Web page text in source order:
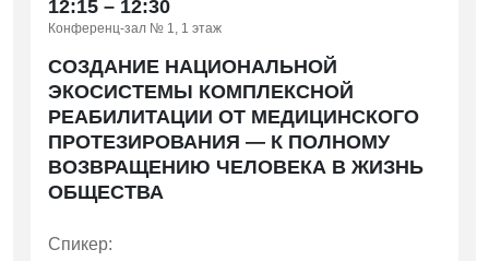
заместителя Министра по физической культуре
и спорту Челябинской области
Технологии и сервисы службы занятости
как инструмент эффективной
профессиональной абилитации и
социальной интеграции людей с ОВЗ
Спикер: Никонова Мария Юрьевна, Первый
заместитель начальника Главного управления
области
12:15 – 12:30
Конференц-зал № 1, 1 этаж
СОЗДАНИЕ НАЦИОНАЛЬНОЙ
ЭКОСИСТЕМЫ КОМПЛЕКСНОЙ
РЕАБИЛИТАЦИИ ОТ МЕДИЦИНСКОГО
ПРОТЕЗИРОВАНИЯ — К ПОЛНОМУ
ВОЗВРАЩЕНИЮ ЧЕЛОВЕКА В ЖИЗНЬ
ОБЩЕСТВА
Спикер: